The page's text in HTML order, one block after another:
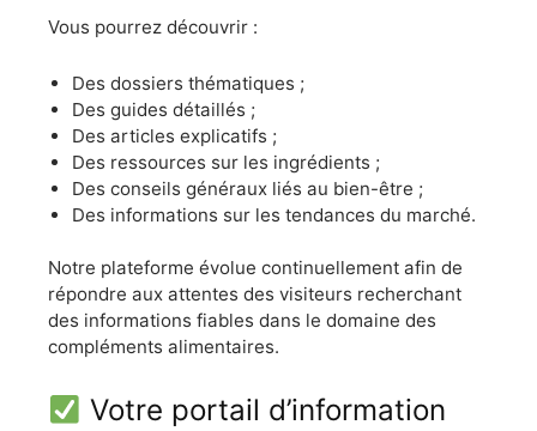
Vous pourrez découvrir :
Des dossiers thématiques ;
Des guides détaillés ;
Des articles explicatifs ;
Des ressources sur les ingrédients ;
Des conseils généraux liés au bien-être ;
Des informations sur les tendances du marché.
Notre plateforme évolue continuellement afin de
répondre aux attentes des visiteurs recherchant
des informations fiables dans le domaine des
compléments alimentaires.
Votre portail d’information